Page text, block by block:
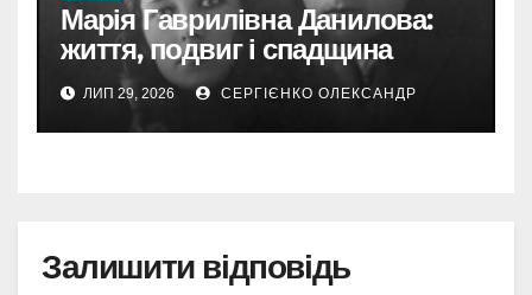
Марія Гаврилівна Данилова:
життя, подвиг і спадщина
новомучениці
ЛИП 29, 2026 СЕРГІЄНКО ОЛЕКСАНДР
Залишити відповідь